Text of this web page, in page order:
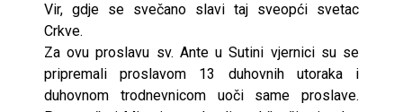
Vir, gdje se svečano slavi taj sveopći svetac
Crkve.
Za ovu proslavu sv. Ante u Sutini vjernici su se
pripremali proslavom 13 duhovnih utoraka i
duhovnom trodnevnicom uoči same proslave.